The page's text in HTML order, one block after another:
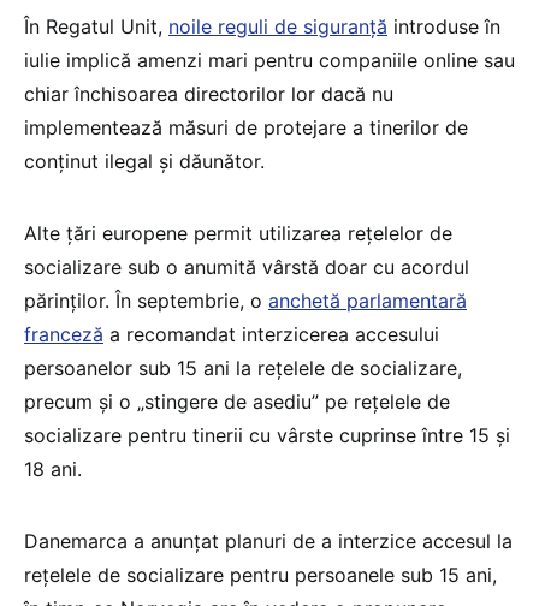
În Regatul Unit, noile reguli de siguranță introduse în
iulie implică amenzi mari pentru companiile online sau
chiar închisoarea directorilor lor dacă nu
implementează măsuri de protejare a tinerilor de
conținut ilegal și dăunător.
Alte țări europene permit utilizarea rețelelor de
socializare sub o anumită vârstă doar cu acordul
părinților. În septembrie, o anchetă parlamentară
franceză a recomandat interzicerea accesului
persoanelor sub 15 ani la rețelele de socializare,
precum și o „stingere de asediu” pe rețelele de
socializare pentru tinerii cu vârste cuprinse între 15 și
18 ani.
Danemarca a anunțat planuri de a interzice accesul la
rețelele de socializare pentru persoanele sub 15 ani,